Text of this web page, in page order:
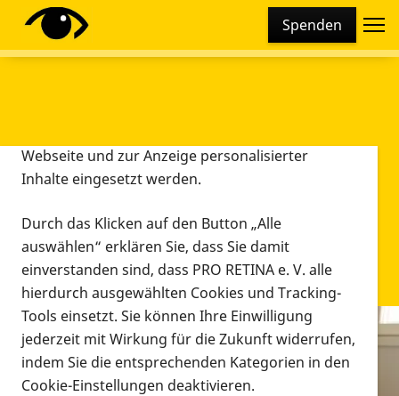
Spenden
Infomaterial
Infomaterial
Diese Webseite setzt verschiedene Cookies und
Tracking-Tools ein. Dies beinhaltet Cookies und
Webseite und zur Anzeige personalisierter
Inhalte eingesetzt werden.
Durch das Klicken auf den Button „Alle
auswählen“ erklären Sie, dass Sie damit
einverstanden sind, dass PRO RETINA e. V. alle
hierdurch ausgewählten Cookies und Tracking-
Tools einsetzt. Sie können Ihre Einwilligung
jederzeit mit Wirkung für die Zukunft widerrufen,
indem Sie die entsprechenden Kategorien in den
Cookie-Einstellungen deaktivieren.